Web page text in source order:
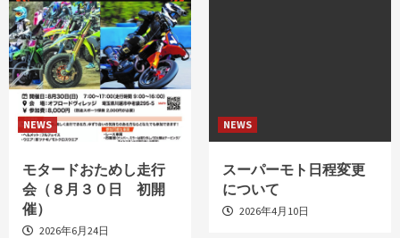
NEWS
モタードおためし走行
会（８月３０日 初開
催）
2026年6月24日
NEWS
スーパーモト日程変更
について
2026年4月10日